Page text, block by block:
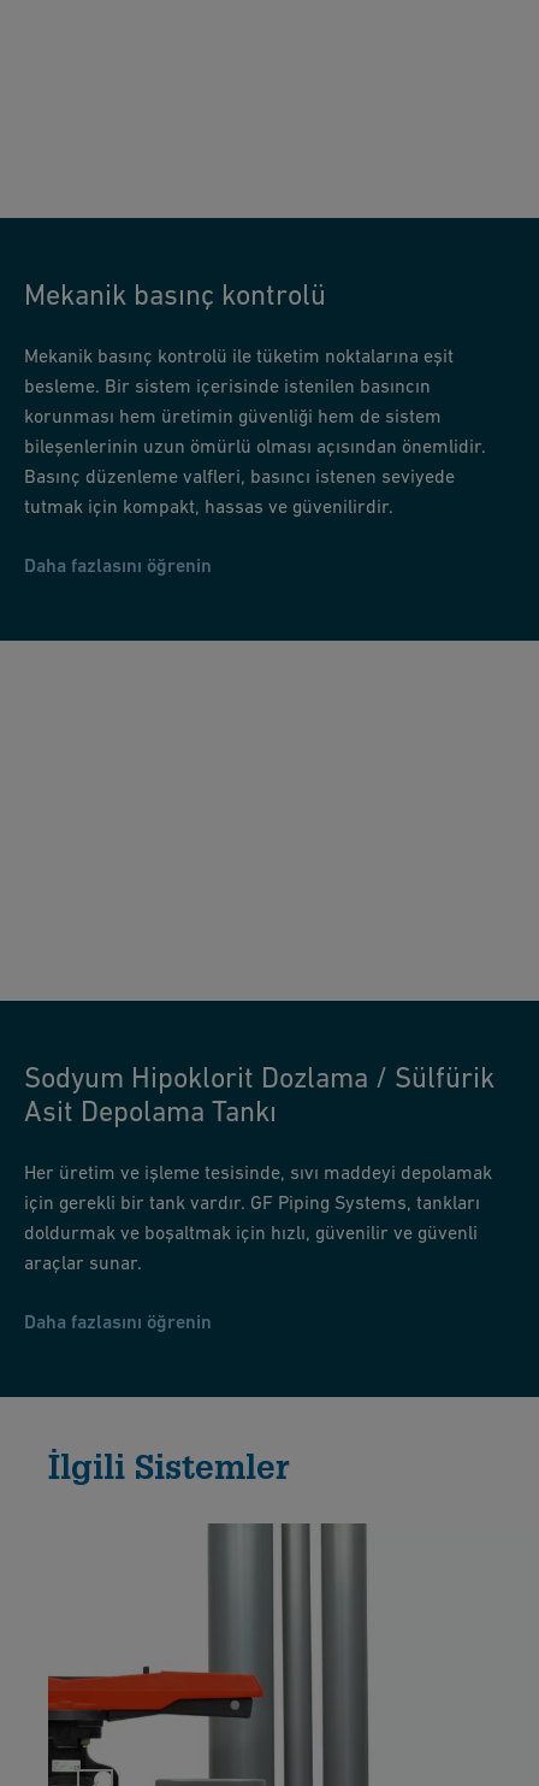
Mekanik basınç kontrolü
Mekanik basınç kontrolü ile tüketim noktalarına eşit
besleme. Bir sistem içerisinde istenilen basıncın
korunması hem üretimin güvenliği hem de sistem
bileşenlerinin uzun ömürlü olması açısından önemlidir.
Basınç düzenleme valfleri, basıncı istenen seviyede
tutmak için kompakt, hassas ve güvenilirdir.
Daha fazlasını öğrenin
Sodyum Hipoklorit Dozlama / Sülfürik
Asit Depolama Tankı
Her üretim ve işleme tesisinde, sıvı maddeyi depolamak
için gerekli bir tank vardır. GF Piping Systems, tankları
doldurmak ve boşaltmak için hızlı, güvenilir ve güvenli
araçlar sunar.
Daha fazlasını öğrenin
İlgili Sistemler